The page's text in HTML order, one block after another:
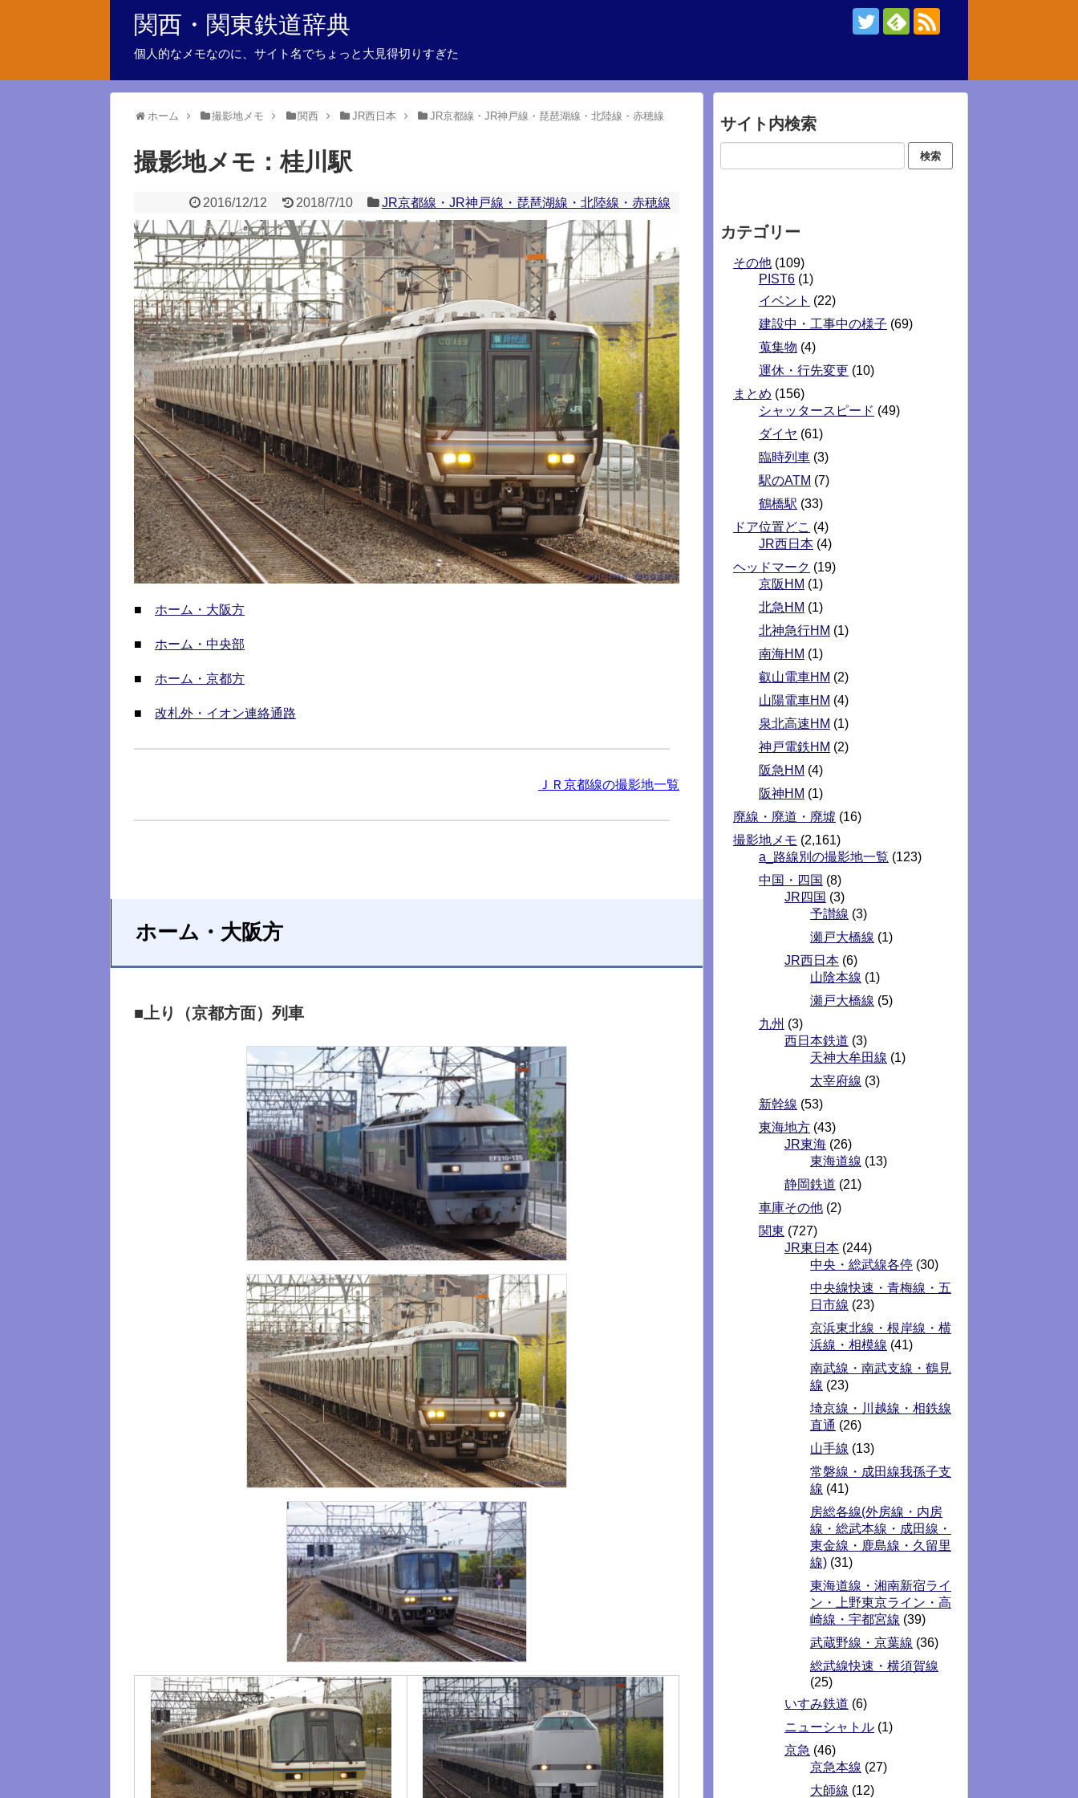
関西・関東鉄道辞典
個人的なメモなのに、サイト名でちょっと大見得切りすぎた
ホーム 撮影地メモ 関西 JR西日本 JR京都線・JR神戸線・琵琶湖線・北陸線・赤穂線
撮影地メモ：桂川駅
2016/12/12 2018/7/10 JR京都線・JR神戸線・琵琶湖線・北陸線・赤穂線
■ ホーム・大阪方
■ ホーム・中央部
■ ホーム・京都方
■ 改札外・イオン連絡通路
ＪＲ京都線の撮影地一覧
ホーム・大阪方
■上り（京都方面）列車
サイト内検索
カテゴリー
その他 (109)
PIST6 (1)
イベント (22)
建設中・工事中の様子 (69)
蒐集物 (4)
運休・行先変更 (10)
まとめ (156)
シャッタースピード (49)
ダイヤ (61)
臨時列車 (3)
駅のATM (7)
鶴橋駅 (33)
ドア位置どこ (4)
JR西日本 (4)
ヘッドマーク (19)
京阪HM (1)
北急HM (1)
北神急行HM (1)
南海HM (1)
叡山電車HM (2)
山陽電車HM (4)
泉北高速HM (1)
神戸電鉄HM (2)
阪急HM (4)
阪神HM (1)
廃線・廃道・廃墟 (16)
撮影地メモ (2,161)
a_路線別の撮影地一覧 (123)
中国・四国 (8)
JR四国 (3)
予讃線 (3)
瀬戸大橋線 (1)
JR西日本 (6)
山陰本線 (1)
瀬戸大橋線 (5)
九州 (3)
西日本鉄道 (3)
天神大牟田線 (1)
太宰府線 (3)
新幹線 (53)
東海地方 (43)
JR東海 (26)
東海道線 (13)
静岡鉄道 (21)
車庫その他 (2)
関東 (727)
JR東日本 (244)
中央・総武線各停 (30)
中央線快速・青梅線・五
日市線 (23)
京浜東北線・根岸線・横
浜線・相模線 (41)
南武線・南武支線・鶴見
線 (23)
埼京線・川越線・相鉄線
直通 (26)
山手線 (13)
常磐線・成田線我孫子支
線 (41)
房総各線(外房線・内房
線・総武本線・成田線・
東金線・鹿島線・久留里
線) (31)
東海道線・湘南新宿ライ
ン・上野東京ライン・高
崎線・宇都宮線 (39)
武蔵野線・京葉線 (36)
総武線快速・横須賀線
(25)
いすみ鉄道 (6)
ニューシャトル (1)
京急 (46)
京急本線 (27)
大師線 (12)